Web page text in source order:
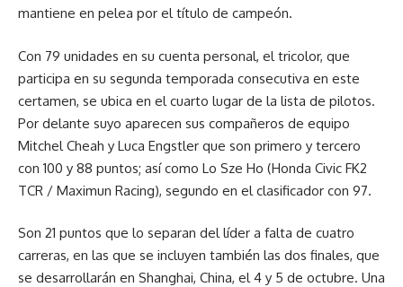
mantiene en pelea por el título de campeón.
Con 79 unidades en su cuenta personal, el tricolor, que
participa en su segunda temporada consecutiva en este
certamen, se ubica en el cuarto lugar de la lista de pilotos.
Por delante suyo aparecen sus compañeros de equipo
Mitchel Cheah y Luca Engstler que son primero y tercero
con 100 y 88 puntos; así como Lo Sze Ho (Honda Civic FK2
TCR / Maximun Racing), segundo en el clasificador con 97.
Son 21 puntos que lo separan del líder a falta de cuatro
carreras, en las que se incluyen también las dos finales, que
se desarrollarán en Shanghai, China, el 4 y 5 de octubre. Una